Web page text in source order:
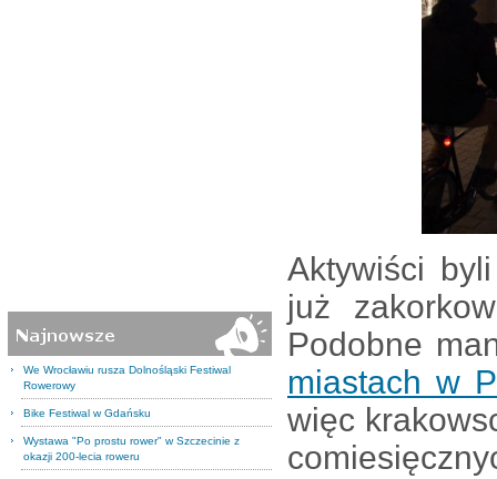
We Wrocławiu rusza Dolnośląski Festiwal
Rowerowy
Bike Festiwal w Gdańsku
Wystawa "Po prostu rower" w Szczecinie z
okazji 200-lecia roweru
Aktywiści
już
Podobne
miastach w
więc